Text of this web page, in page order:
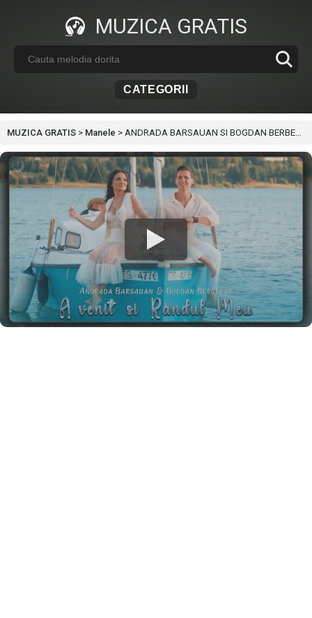
MUZICA GRATIS
CATEGORII
MUZICA GRATIS > Manele > ANDRADA BARSAUAN SI BOGDAN BERBECAR – A VENIT SI RANDUL MEU